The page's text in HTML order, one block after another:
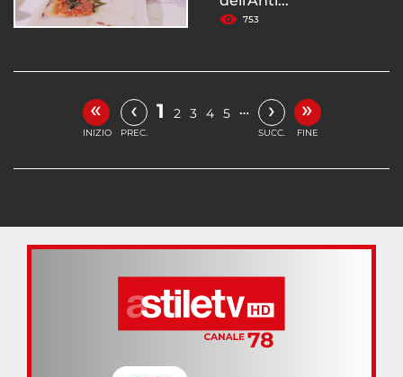
753
«
INIZIO
‹
PREC.
1 2 3 4 5 … ›
SUCC.
»
FINE